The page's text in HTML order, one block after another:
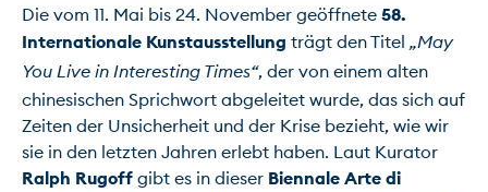
Die vom 11. Mai bis 24. November geöffnete 58.
Internationale Kunstausstellung trägt den Titel „May
You Live in Interesting Times“, der von einem alten
chinesischen Sprichwort abgeleitet wurde, das sich auf
Zeiten der Unsicherheit und der Krise bezieht, wie wir
Ralph Rugoff gibt es in dieser Biennale Arte di